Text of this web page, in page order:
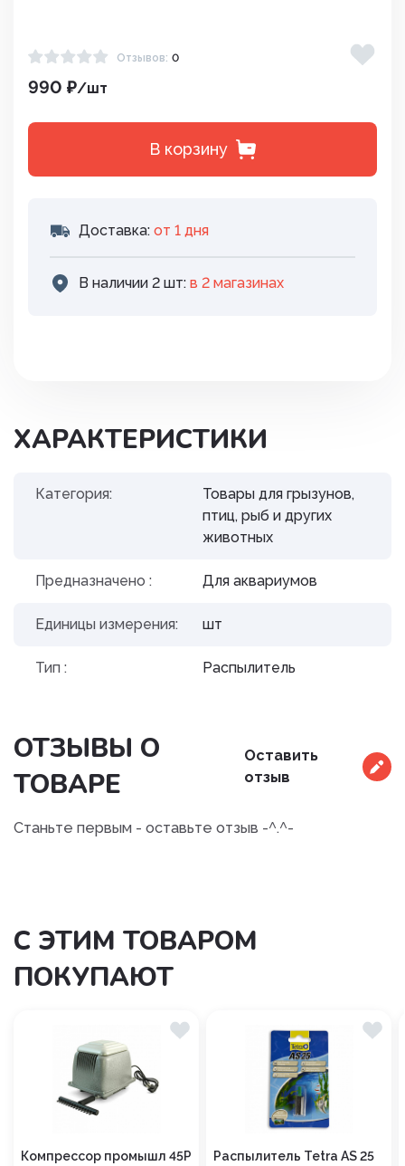
Отзывов: 0
990 ₽/шт
В корзину
Доставка: от 1 дня
В наличии 2 шт: в 2 магазинах
ХАРАКТЕРИСТИКИ
Категория:
Товары для грызунов,
птиц, рыб и других
животных
Предназначено : Для аквариумов
Единицы измерения: шт
Тип : Распылитель
ОТЗЫВЫ О
ТОВАРЕ
Оставить
отзыв
Станьте первым - оставьте отзыв -^.^-
С ЭТИМ ТОВАРОМ
ПОКУПАЮТ
Компрессор промышл 45Р
Распылитель Tetra AS 25